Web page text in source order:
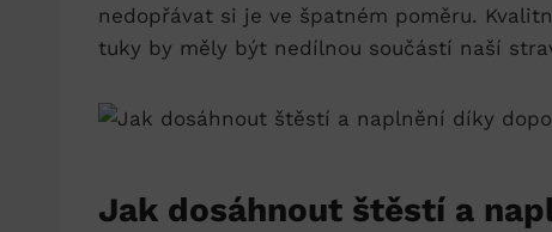
nedopřávat si je ve špatném poměru.
tuky by měly být nedílnou součástí naší
Jak dosáhnout štěstí a